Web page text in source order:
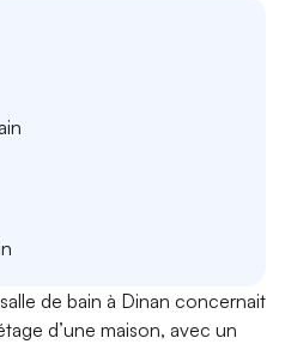
de bain à Dinan concernait
d’une maison, avec un